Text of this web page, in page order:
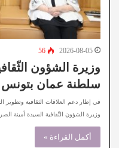
2026-08-05
56
وزيرة الشؤون
سلطنة عمان بتونس
في إطار دعم العلاقات الثقافية وتطوير
وزيرة الشؤون الثّقافية السيدة أمينة
أكمل القراءة »